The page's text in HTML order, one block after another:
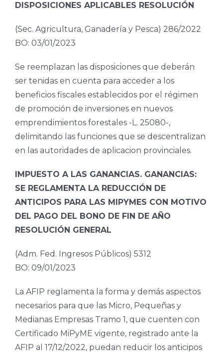
DISPOSICIONES APLICABLES RESOLUCIÓN
(Sec. Agricultura, Ganadería y Pesca) 286/2022
BO: 03/01/2023
Se reemplazan las disposiciones que deberán
ser tenidas en cuenta para acceder a los
beneficios fiscales establecidos por el régimen
de promoción de inversiones en nuevos
emprendimientos forestales -L. 25080-,
delimitando las funciones que se descentralizan
en las autoridades de aplicacion provinciales.
IMPUESTO A LAS GANANCIAS. GANANCIAS:
SE REGLAMENTA LA REDUCCIÓN DE
ANTICIPOS PARA LAS MIPYMES CON MOTIVO
DEL PAGO DEL BONO DE FIN DE AÑO
RESOLUCIÓN GENERAL
(Adm. Fed. Ingresos Públicos) 5312
BO: 09/01/2023
La AFIP reglamenta la forma y demás aspectos
necesarios para que las Micro, Pequeñas y
Medianas Empresas Tramo 1, que cuenten con
Certificado MiPyME vigente, registrado ante la
AFIP al 17/12/2022, puedan reducir los anticipos